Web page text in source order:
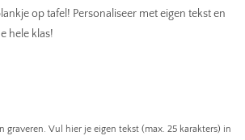
op tafel! Personaliseer met eigen tekst en
hele klas!
graveren. Vul hier je eigen tekst (max. 25 karakters) in